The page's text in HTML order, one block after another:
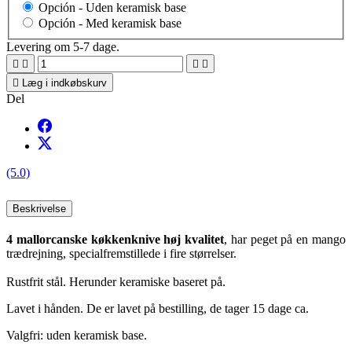
Opción - Uden keramisk base
Opción - Med keramisk base
Levering om 5-7 dage.
   
 Læg i indkøbskurv
Del
(5.0)
Beskrivelse
4 mallorcanske køkkenknive høj kvalitet, har peget på en mango
trædrejning, specialfremstillede i fire størrelser.
Rustfrit stål. Herunder keramiske baseret på.
Lavet i hånden. De er lavet på bestilling, de tager 15 dage ca.
Valgfri: uden keramisk base.